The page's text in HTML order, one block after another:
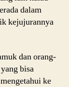
dalam
kejujurannya
dan orang-
bisa
ke